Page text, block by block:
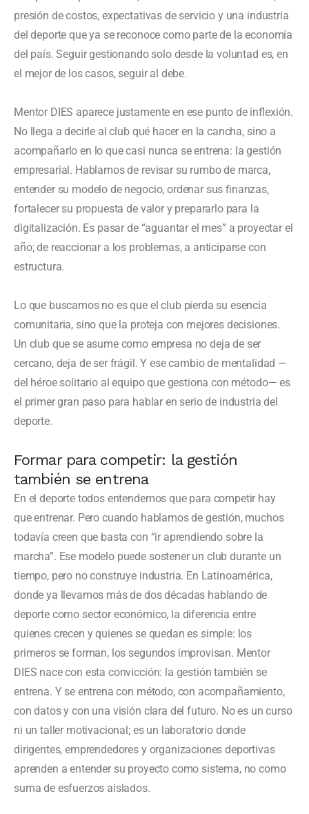
presión de costos, expectativas de servicio y una industria
del deporte que ya se reconoce como parte de la economía
del país. Seguir gestionando solo desde la voluntad es, en
el mejor de los casos, seguir al debe.
Mentor DIES aparece justamente en ese punto de inflexión.
No llega a decirle al club qué hacer en la cancha, sino a
acompañarlo en lo que casi nunca se entrena: la gestión
empresarial. Hablamos de revisar su rumbo de marca,
entender su modelo de negocio, ordenar sus finanzas,
fortalecer su propuesta de valor y prepararlo para la
digitalización. Es pasar de “aguantar el mes” a proyectar el
año; de reaccionar a los problemas, a anticiparse con
estructura.
Lo que buscamos no es que el club pierda su esencia
comunitaria, sino que la proteja con mejores decisiones.
Un club que se asume como empresa no deja de ser
cercano, deja de ser frágil. Y ese cambio de mentalidad —
del héroe solitario al equipo que gestiona con método— es
el primer gran paso para hablar en serio de industria del
deporte.
Formar para competir: la gestión
también se entrena
En el deporte todos entendemos que para competir hay
que entrenar. Pero cuando hablamos de gestión, muchos
todavía creen que basta con “ir aprendiendo sobre la
marcha”. Ese modelo puede sostener un club durante un
tiempo, pero no construye industria. En Latinoamérica,
donde ya llevamos más de dos décadas hablando de
deporte como sector económico, la diferencia entre
quienes crecen y quienes se quedan es simple: los
primeros se forman, los segundos improvisan. Mentor
DIES nace con esta convicción: la gestión también se
entrena. Y se entrena con método, con acompañamiento,
con datos y con una visión clara del futuro. No es un curso
ni un taller motivacional; es un laboratorio donde
dirigentes, emprendedores y organizaciones deportivas
aprenden a entender su proyecto como sistema, no como
suma de esfuerzos aislados.